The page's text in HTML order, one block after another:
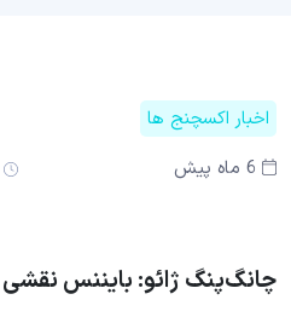
اخبار اکسچنج ها
6 ماه پیش
چانگ‌پنگ ژائو: بایننس نقشی